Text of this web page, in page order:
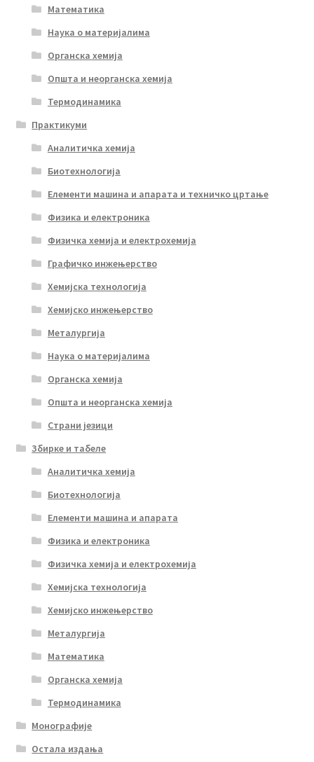
Математика
Наука о материјалима
Органска хемија
Општа и неорганска хемија
Термодинамика
Практикуми
Аналитичка хемија
Биотехнологија
Елементи машина и апарата и техничко цртање
Физика и електроника
Физичка хемија и електрохемија
Графичко инжењерство
Хемијска технологија
Хемијско инжењерство
Металургија
Наука о материјалима
Органска хемија
Општа и неорганска хемија
Страни језици
Збирке и табеле
Аналитичка хемија
Биотехнологија
Елементи машина и апарата
Физика и електроника
Физичка хемија и електрохемија
Хемијска технологија
Хемијско инжењерство
Металургија
Математика
Органска хемија
Термодинамика
Монографије
Остала издања